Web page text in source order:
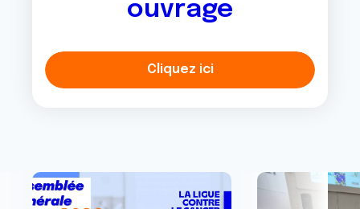
ouvrage
Cliquez ici